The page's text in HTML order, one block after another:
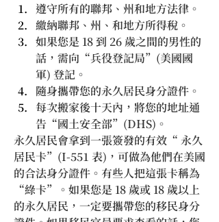
遵守所有的聯邦、州和地方法律。
繳納聯邦、州、和地方所得稅。
如果您是 18 到 26 歲之間的男性的
話，需向“兵役登記局”(美國國
軍) 登記。
隨身攜帶您的永久居民身分證件。
每次搬家後十天內，將您的地址通
告“國土安全部”(DHS)。
永久居民會拿到一張簽發的有效“ 永久
居民卡”(I-551 表)，可做為他們在美國
的合法身分證件。有些人把這張卡稱為
“綠卡”。如果您是 18 歲或 18 歲以上
的永久居民，一定要攜帶您的移民身分